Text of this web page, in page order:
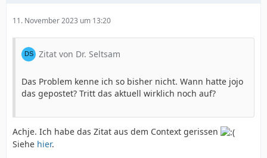
11. November 2023 um 13:20
Zitat von Dr. Seltsam
Das Problem kenne ich so bisher nicht. Wann hatte jojo
das gepostet? Tritt das aktuell wirklich noch auf?
Achje. Ich habe das Zitat aus dem Context gerissen
Siehe hier.